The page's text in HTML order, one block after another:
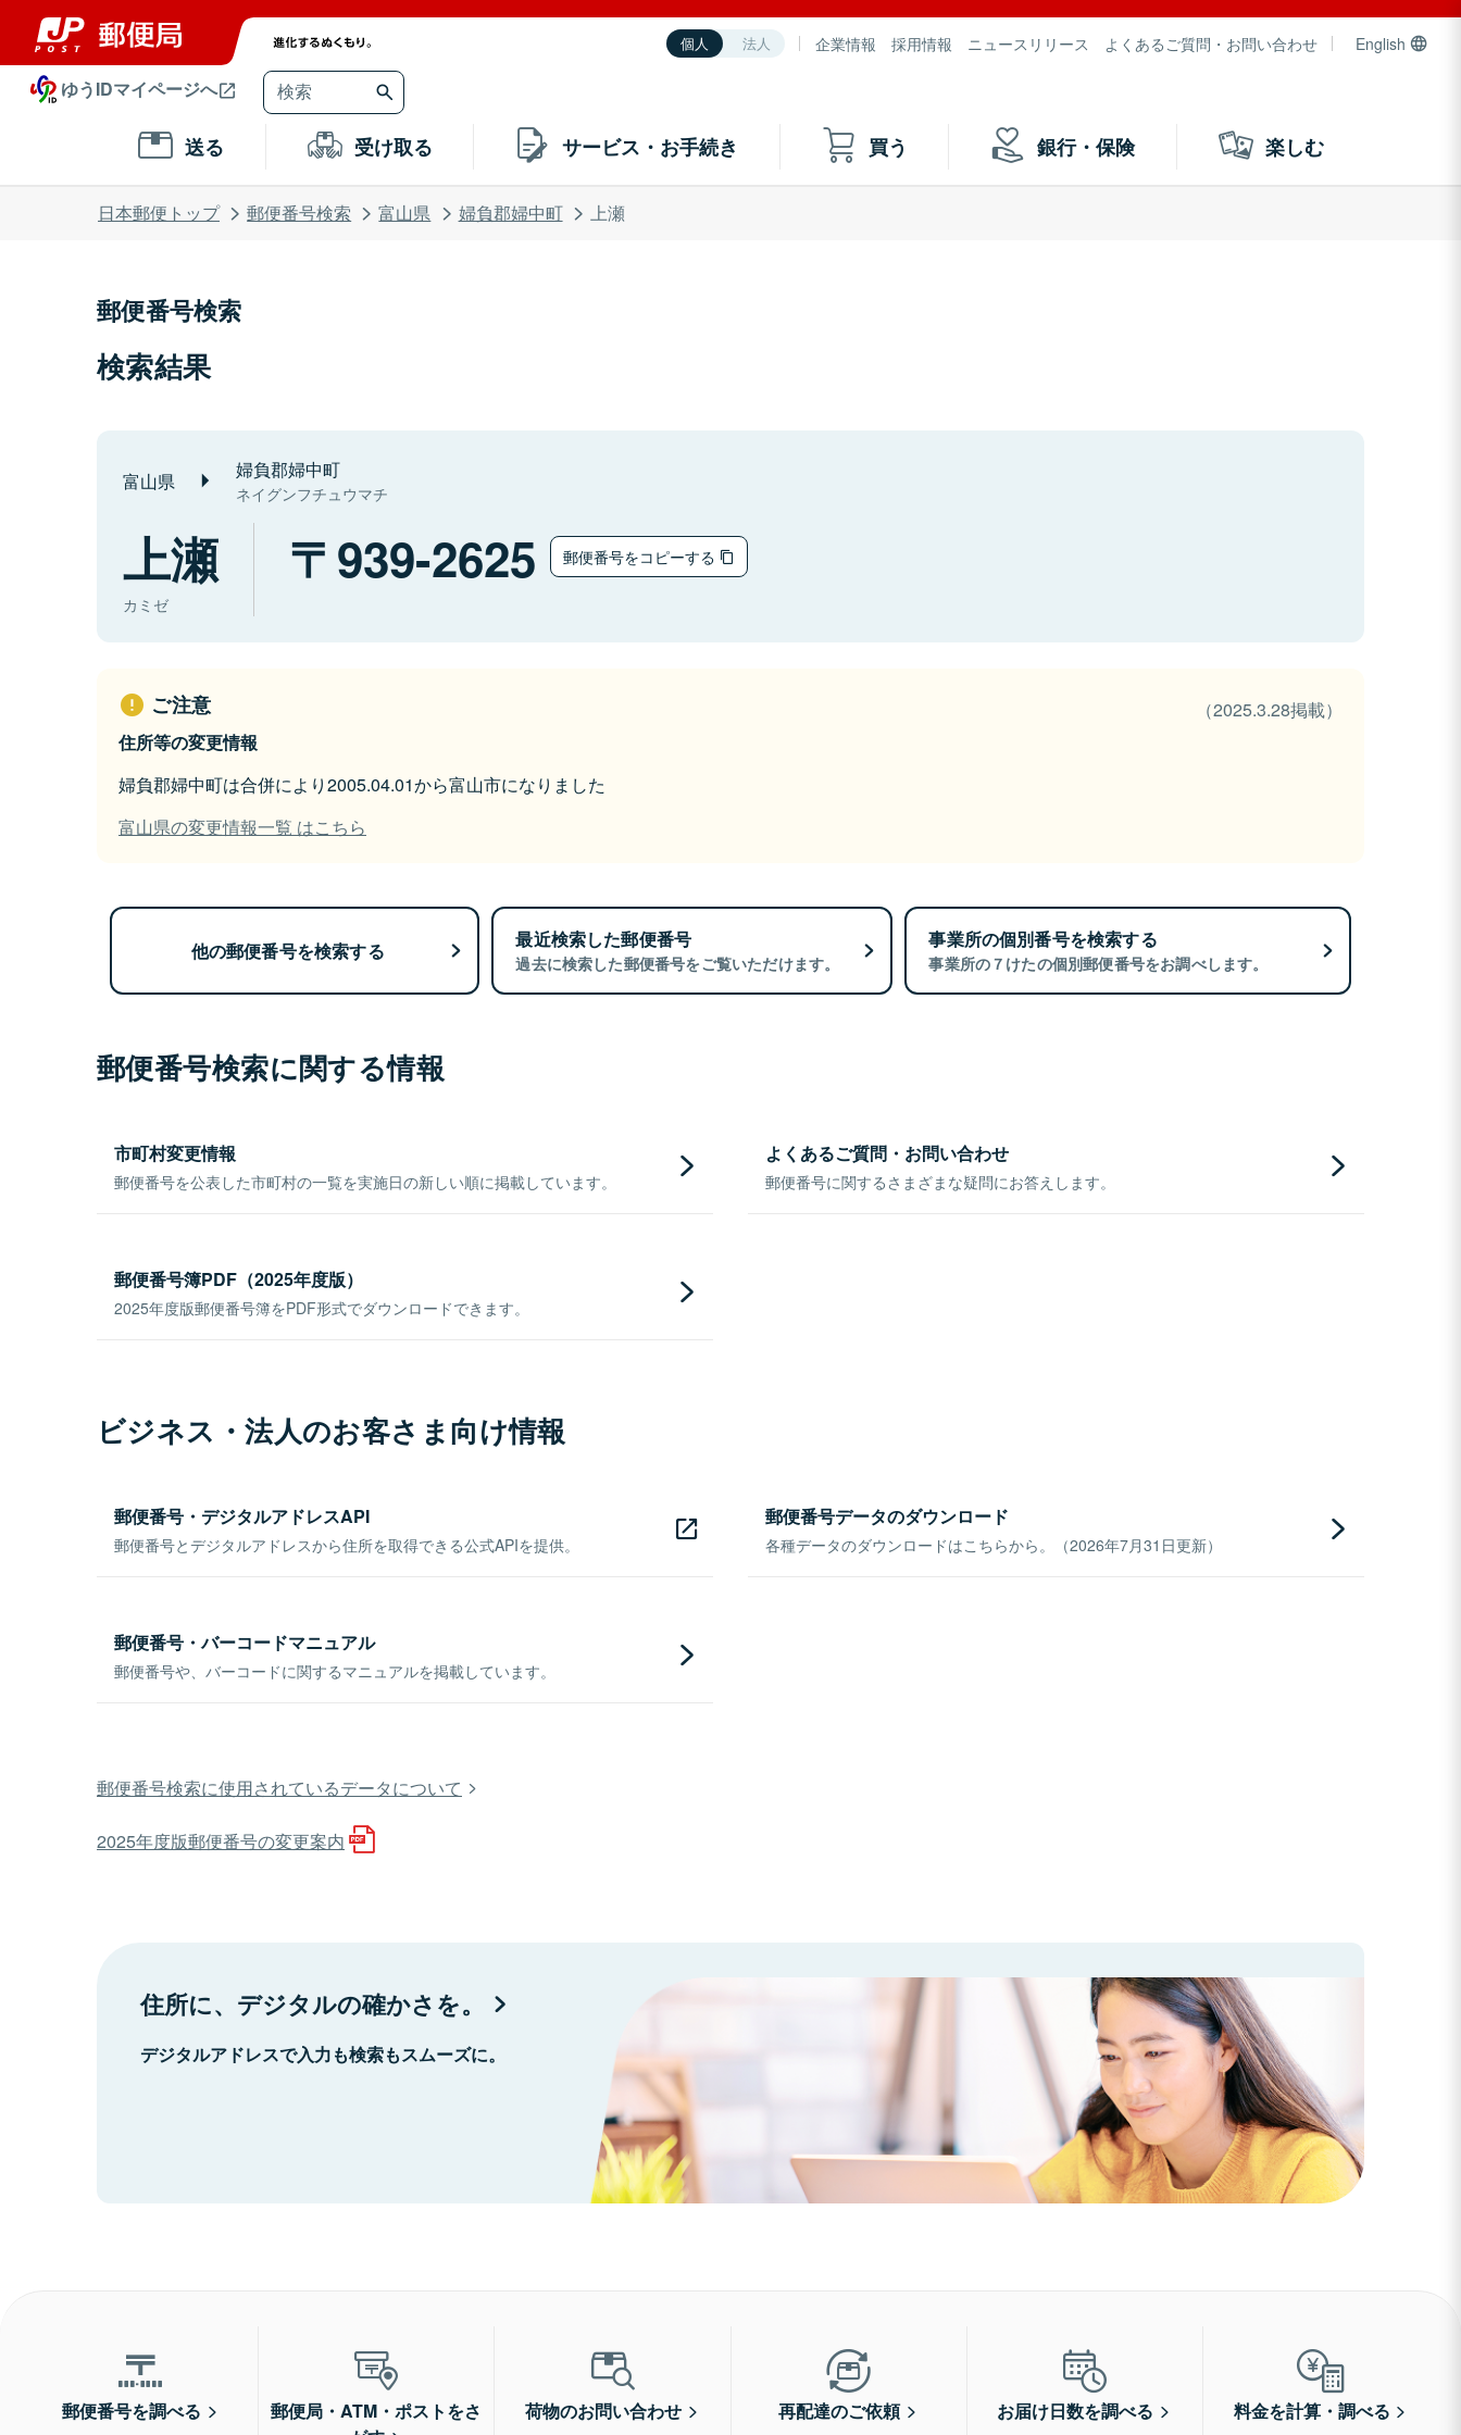
個人 法人 企業情報 採用情報 ニュースリリース よくあるご質問・お問い合わせ English
ゆうIDマイページへ
送る 受け取る サービス・お手続き 買う 銀行・保険 楽しむ
日本郵便トップ 郵便番号検索 富山県 婦負郡婦中町 上瀬
郵便番号検索
検索結果
富山県 婦負郡婦中町
ネイグンフチュウマチ
上瀬
カミゼ
939-2625 郵便番号をコピーする
ご注意
（2025.3.28掲載）
住所等の変更情報
婦負郡婦中町は合併により2005.04.01から富山市になりました
富山県の変更情報一覧 はこちら
他の郵便番号を検索する 最近検索した郵便番号
過去に検索した郵便番号をご覧いただけます。
事業所の個別番号を検索する
事業所の７けたの個別郵便番号をお調べします。
郵便番号検索に関する情報
市町村変更情報
郵便番号を公表した市町村の一覧を実施日の新しい順に掲載しています。
よくあるご質問・お問い合わせ
郵便番号に関するさまざまな疑問にお答えします。
郵便番号簿PDF（2025年度版）
2025年度版郵便番号簿をPDF形式でダウンロードできます。
ビジネス・法人のお客さま向け情報
郵便番号・デジタルアドレスAPI
郵便番号とデジタルアドレスから住所を取得できる公式APIを提供。
郵便番号データのダウンロード
各種データのダウンロードはこちらから。（2026年7月31日更新）
郵便番号・バーコードマニュアル
郵便番号や、バーコードに関するマニュアルを掲載しています。
郵便番号検索に使用されているデータについて
2025年度版郵便番号の変更案内
住所に、デジタルの確かさを。
デジタルアドレスで入力も検索もスムーズに。
郵便番号を調べる
郵便局・ATM・ポストをさ
荷物のお問い合わせ 再配達のご依頼 お届け日数を調べる 料金を計算・調べる